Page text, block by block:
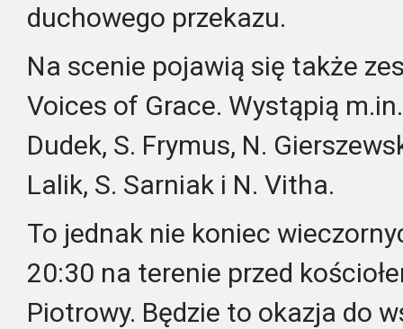
duchowego przekazu.
Na scenie pojawią się także
Voices of Grace. Wystąpią
Dudek, S. Frymus, N.
Lalik, S. Sarniak i N. Vitha.
To jednak nie koniec
20:30 na terenie przed
Piotrowy. Będzie to okazja do